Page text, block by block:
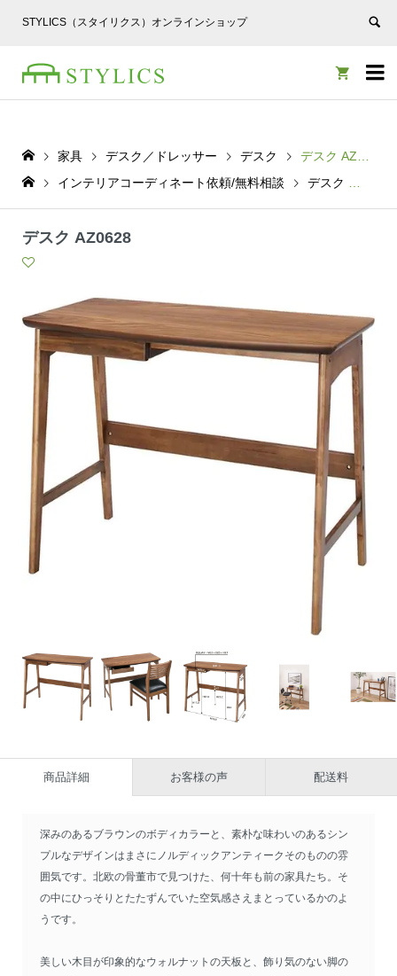
STYLICS（スタイリクス）オンラインショップ


家具 デスク／ドレッサー デスク
デスク AZ0628
インテリアコーディネート依頼/無料相談
デスク
デスク AZ0628
商品詳細 お客様の声 配送料
深みのあるブラウンのボディカラーと、素朴な味わいのあるシン
プルなデザインはまさにノルディックアンティークそのものの雰
囲気です。北欧の骨董市で見つけた、何十年も前の家具たち。そ
の中にひっそりとたたずんでいた空気感さえまとっているかのよ
うです。
美しい木目が印象的なウォルナットの天板と、飾り気のない脚の